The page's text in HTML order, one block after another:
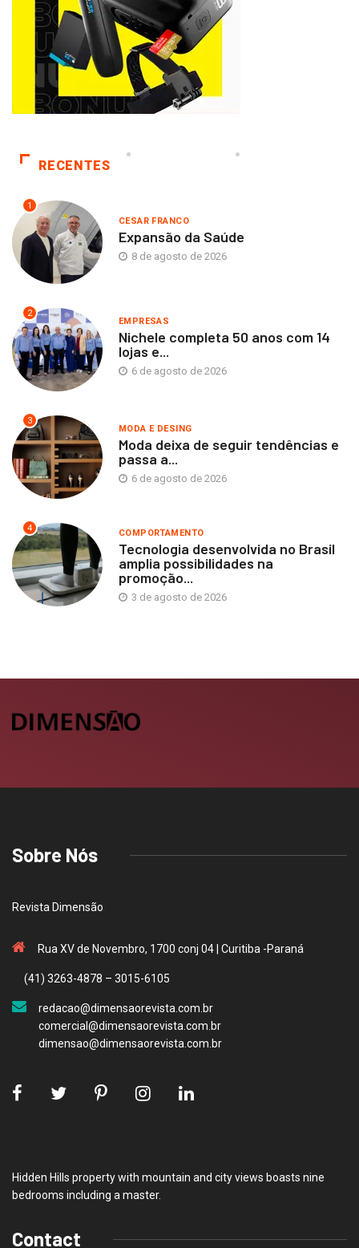
RECENTES
1
CESAR FRANCO
Expansão da Saúde
8 de agosto de 2026
2
EMPRESAS
Nichele completa 50 anos com 14
lojas e...
6 de agosto de 2026
3
MODA E DESING
Moda deixa de seguir tendências e
passa a...
6 de agosto de 2026
4 COMPORTAMENTO
Tecnologia desenvolvida no Brasil
amplia possibilidades na
promoção...
3 de agosto de 2026
Sobre Nós
Revista Dimensão
Rua XV de Novembro, 1700 conj 04 | Curitiba -Paraná
(41) 3263-4878 – 3015-6105
redacao@dimensaorevista.com.br
comercial@dimensaorevista.com.br
dimensao@dimensaorevista.com.br
Hidden Hills property with mountain and city views boasts nine
bedrooms including a master.
Contact